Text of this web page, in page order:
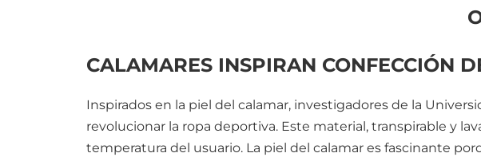
CALAMARES INSPIRAN CONFECCIÓN
Inspirados en la piel del calamar, investigadores de la
revolucionar la ropa deportiva. Este material, transpirable y
temperatura del usuario. La piel del calamar es fascinante